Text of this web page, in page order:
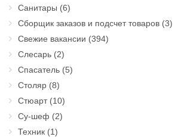
Санитары (6)
Сборщик заказов и подсчет товаров (3)
Свежие вакансии (394)
Слесарь (2)
Спасатель (5)
Столяр (8)
Стюарт(10)
Су-шеф (2)
Техник (1)